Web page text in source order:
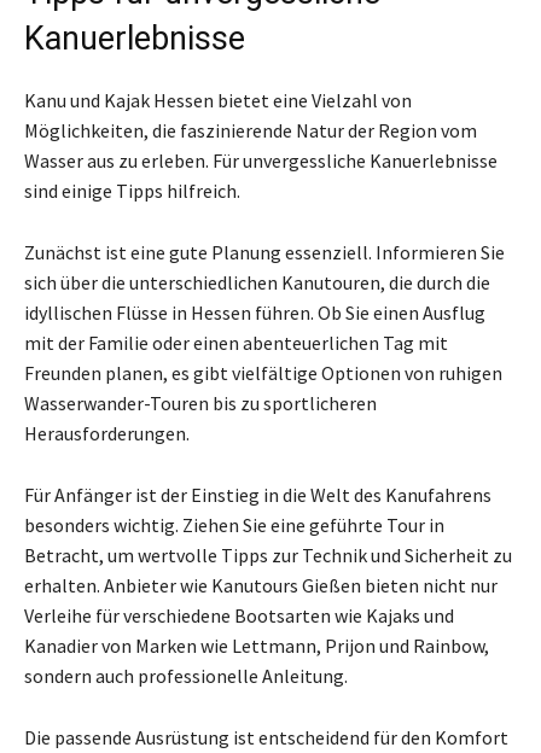
Kanuerlebnisse
Kanu und Kajak Hessen bietet eine Vielzahl von
Möglichkeiten, die faszinierende Natur der Region vom
Wasser aus zu erleben. Für unvergessliche Kanuerlebnisse
sind einige Tipps hilfreich.
Zunächst ist eine gute Planung essenziell. Informieren Sie
sich über die unterschiedlichen Kanutouren, die durch die
idyllischen Flüsse in Hessen führen. Ob Sie einen Ausflug
mit der Familie oder einen abenteuerlichen Tag mit
Freunden planen, es gibt vielfältige Optionen von ruhigen
Wasserwander-Touren bis zu sportlicheren
Herausforderungen.
Für Anfänger ist der Einstieg in die Welt des Kanufahrens
besonders wichtig. Ziehen Sie eine geführte Tour in
Betracht, um wertvolle Tipps zur Technik und Sicherheit zu
erhalten. Anbieter wie Kanutours Gießen bieten nicht nur
Verleihe für verschiedene Bootsarten wie Kajaks und
Kanadier von Marken wie Lettmann, Prijon und Rainbow,
sondern auch professionelle Anleitung.
Die passende Ausrüstung ist entscheidend für den Komfort